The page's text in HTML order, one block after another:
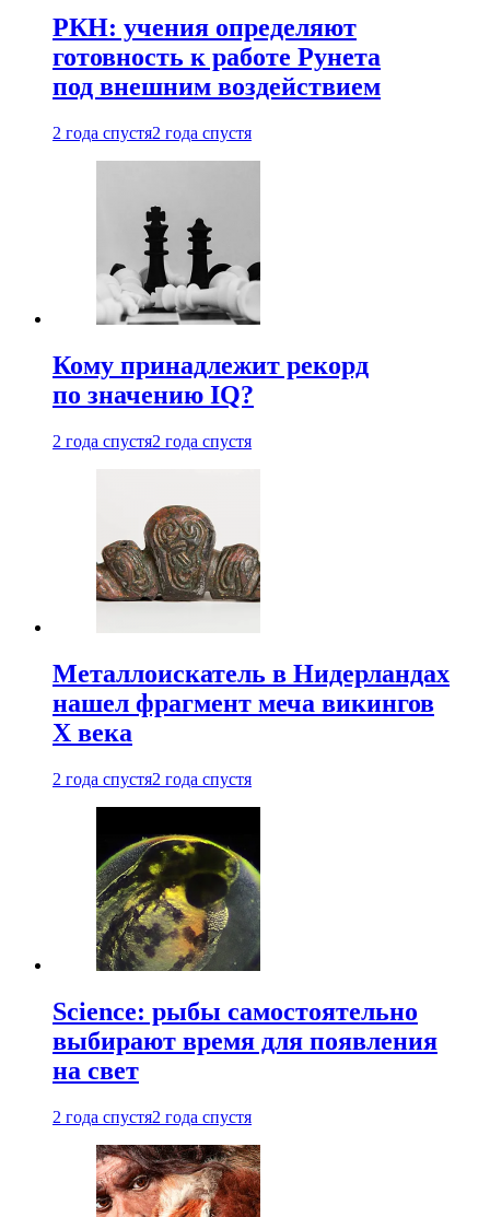
РКН: учения определяют
готовность к работе Рунета
под внешним воздействием
2 года спустя2 года спустя
Кому принадлежит рекорд
по значению IQ?
2 года спустя2 года спустя
Металлоискатель в Нидерландах
нашел фрагмент меча викингов
X века
2 года спустя2 года спустя
Science: рыбы самостоятельно
выбирают время для появления
на свет
2 года спустя2 года спустя